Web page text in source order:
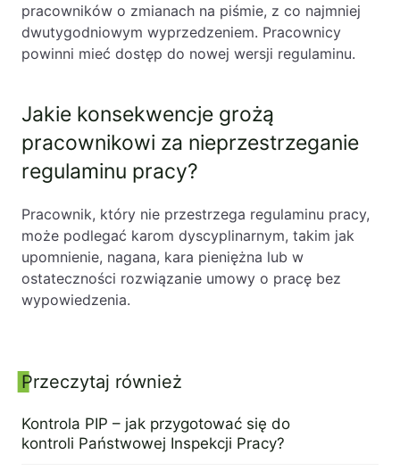
pracowników o zmianach na piśmie, z co najmniej
dwutygodniowym wyprzedzeniem. Pracownicy
powinni mieć dostęp do nowej wersji regulaminu.
Jakie konsekwencje grożą
pracownikowi za nieprzestrzeganie
regulaminu pracy?
Pracownik, który nie przestrzega regulaminu pracy,
może podlegać karom dyscyplinarnym, takim jak
upomnienie, nagana, kara pieniężna lub w
ostateczności rozwiązanie umowy o pracę bez
wypowiedzenia.
Panel boczny
Przeczytaj również
Kontrola PIP – jak przygotować się do
kontroli Państwowej Inspekcji Pracy?